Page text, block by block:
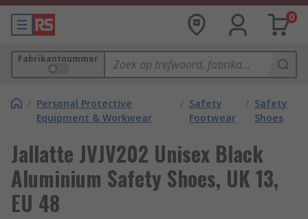
0
Fabrikantnummer
/ Personal Protective
Equipment & Workwear
/ Safety
Footwear
/ Safety
Shoes
Jallatte JVJV202 Unisex Black
Aluminium Safety Shoes, UK 13,
EU 48